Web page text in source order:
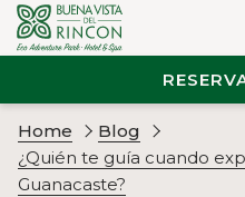
Home
Blog
¿Quién te guía cuando
Guanacaste?